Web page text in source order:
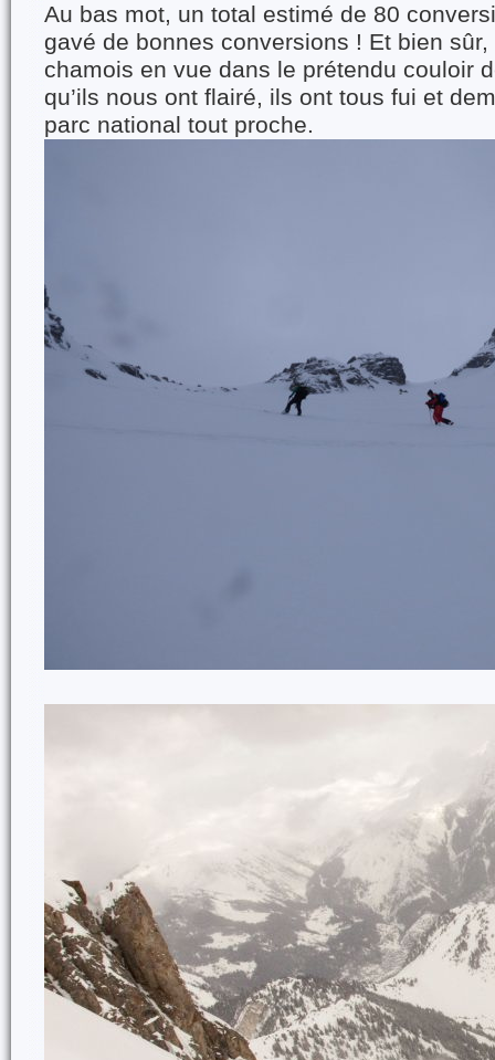
Au bas mot, un total estimé de 80
gavé de bonnes conversions ! Et bien
chamois en vue dans le prétendu couloir
qu’ils nous ont flairé, ils ont tous fui et
parc national tout proche.